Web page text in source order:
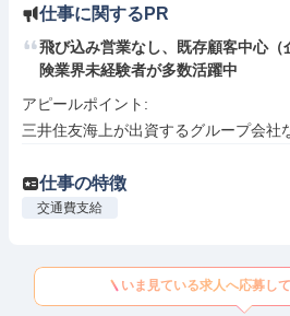
仕事に関するPR
飛び込み営業なし、既存顧客中心（
険業界未経験者が多数活躍中
アピールポイント:
三井住友海上が出資するグループ会社
仕事の特徴
交通費支給
いま見ている求人へ応募し